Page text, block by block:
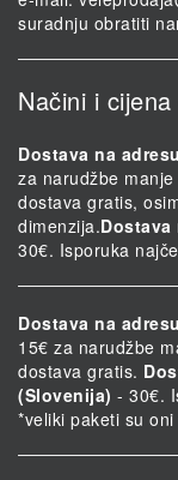
suradnju obratiti
Načini i
Dostava na
za narudžbe
dostava gratis,
dimenzija.Dostava
30€. Isporuka
Dostava na
15€ za narudžbe
dostava gratis.
(Slovenija) - 30€.
*veliki paketi su